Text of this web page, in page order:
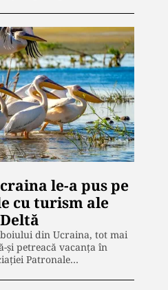
le-a pus pe
cu turism ale
din Ucraina, tot mai
și petreacă vacanța în
Patronale…